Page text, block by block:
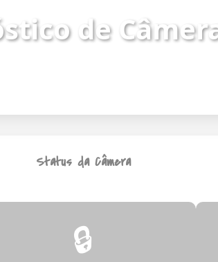
de
Status da Câmera
🔒